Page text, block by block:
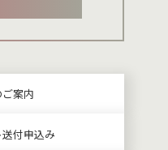
案内
付申込み